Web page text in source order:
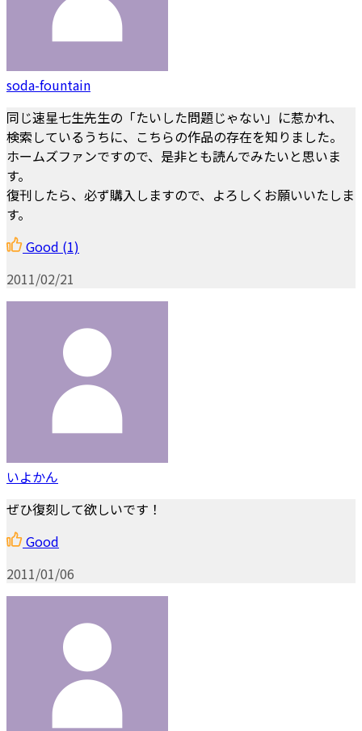
soda-fountain
同じ速星七生先生の「たいした問題じゃない」に惹かれ、
検索しているうちに、こちらの作品の存在を知りました。
ホームズファンですので、是非とも読んでみたいと思いま
す。
復刊したら、必ず購入しますので、よろしくお願いいたしま
す。
Good (1)
2011/02/21
いよかん
ぜひ復刻して欲しいです！
Good
2011/01/06